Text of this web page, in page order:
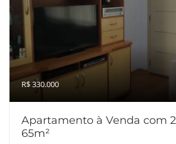
R$ 330.000
Apartamento à Venda com
65m²